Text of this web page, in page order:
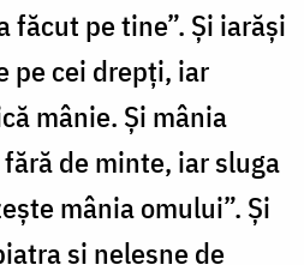
făcut pe tine”. Şi iarăşi
pe cei drepţi, iar
mânie. Și mânia
de minte, iar sluga
mânia omului”. Şi
şi nelesne de